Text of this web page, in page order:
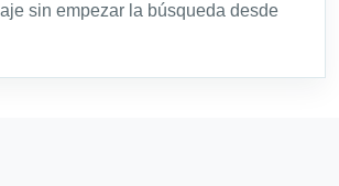
sin empezar la búsqueda desde